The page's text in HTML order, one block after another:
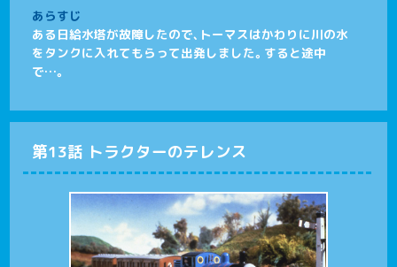
あらすじ
ある日給水塔が故障したので、トーマスはかわりに川の水
をタンクに入れてもらって出発しました。すると途中
で…。
第13話 トラクターのテレンス